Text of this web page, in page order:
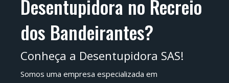
Desentupidora no Recreio
dos Bandeirantes?
Conheça a Desentupidora SAS!
Somos uma empresa especializada em